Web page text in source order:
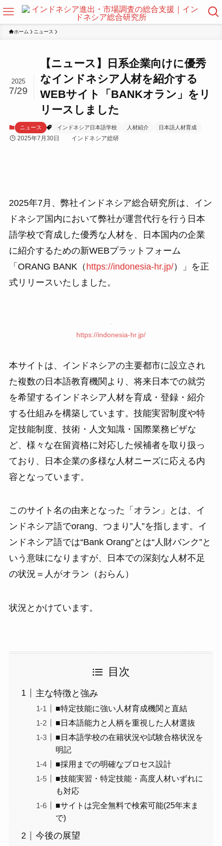
ホーム ニュース
【ニュース】日系企業向けに優秀
なインドネシア人材を紹介する
WEBサイト「BANKオラン」をリ
リースしました
2025
7/29
ニュース インドネシア日本語学校 人材紹介 日本語人材育成
2025年7月30日 インドネシア総研
2025年7月、弊社インドネシア総合研究所は、イン
ドネシア国内において弊社が運営代行を行う日本
語学校で育成した優秀な人材を、日本国内の企業
に紹介するための新WEBプラットフォーム
「ORANG BANK（ https://indonesia-hr.jp/）」を正
式リリースいたしました。
https://indonesia-hr.jp/
本サイトは、インドネシアの主要都市に設立され
た複数の日本語教育機関より、将来日本での就労
を希望するインドネシア人材を育成・登録・紹介
する仕組みを構築しています。技能実習制度や特
定技能制度、技術・人文知識・国際業務ビザな
ど、様々な在留資格に対応した候補者を取り扱っ
ており、日本企業の多様な人材ニーズに応える内
容となっています。
このサイト名の由来となった「オラン」とは、イ
ンドネシア語でorang、つまり”人”を指します。イ
ンドネシア語では“Bank Orang”とは“人財バンク”と
いう意味になりますが、日本での深刻な人材不足
の状況＝人がオラン（おらん）
状況とかけています。
目次
主な特徴と強み
■特定技能に強い人材育成機関と直結
■日本語能力と人柄を重視した人材選抜
■日本語学校の在籍状況や試験合格状況を
明記
■採用までの明確なプロセス設計
■技能実習・特定技能・高度人材いずれに
も対応
■サイトは完全無料で検索可能(25年末ま
で)
今後の展望